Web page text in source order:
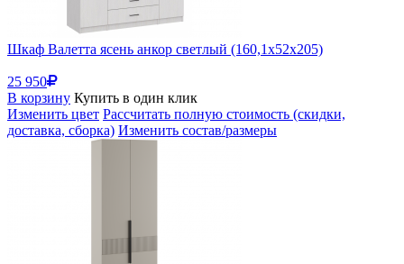
Шкаф Валетта ясень анкор светлый (160,1x52x205)
25 950
В корзину Купить в один клик
Изменить цвет Рассчитать полную стоимость (скидки,
доставка, сборка) Изменить состав/размеры